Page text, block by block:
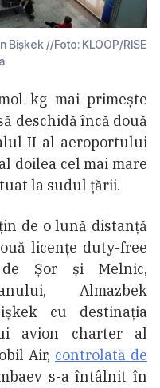
Bișkek //Foto: KLOOP/RISE
kg mai primește
deschidă încă două
II al aeroportului
doilea cel mai mare
la sudul țării.
de o lună distanță
licențe duty-free
Șor și Melnic,
Almazbek
cu destinația
avion charter al
Air, controlată de
s-a întâlnit în